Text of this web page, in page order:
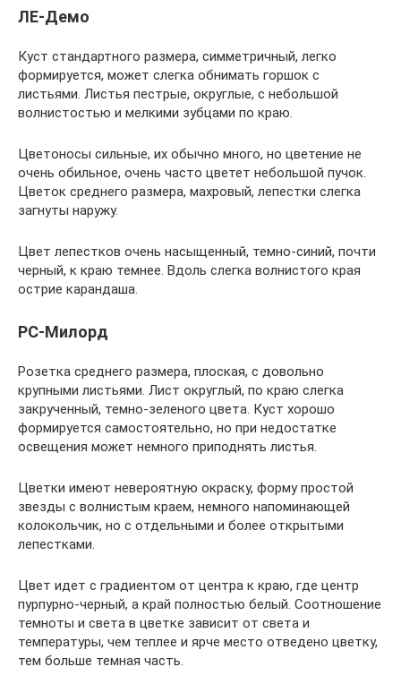
ЛЕ-Демо
Куст стандартного размера, симметричный, легко
формируется, может слегка обнимать горшок с
листьями. Листья пестрые, округлые, с небольшой
волнистостью и мелкими зубцами по краю.
Цветоносы сильные, их обычно много, но цветение не
очень обильное, очень часто цветет небольшой пучок.
Цветок среднего размера, махровый, лепестки слегка
загнуты наружу.
Цвет лепестков очень насыщенный, темно-синий, почти
черный, к краю темнее. Вдоль слегка волнистого края
острие карандаша.
РС-Милорд
Розетка среднего размера, плоская, с довольно
крупными листьями. Лист округлый, по краю слегка
закрученный, темно-зеленого цвета. Куст хорошо
формируется самостоятельно, но при недостатке
освещения может немного приподнять листья.
Цветки имеют невероятную окраску, форму простой
звезды с волнистым краем, немного напоминающей
колокольчик, но с отдельными и более открытыми
лепестками.
Цвет идет с градиентом от центра к краю, где центр
пурпурно-черный, а край полностью белый. Соотношение
темноты и света в цветке зависит от света и
температуры, чем теплее и ярче место отведено цветку,
тем больше темная часть.